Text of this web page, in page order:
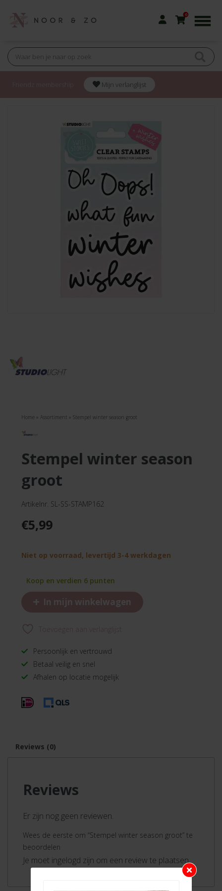
0
Mijn verlanglijst
Home » Assortiment » Stempel winter season groot
stempel winter season
groot
Artikelnr. SL-SS-STAMP162
€5,99
Niet op voorraad, levertijd 3-4 werkdagen
Koop en verdien 6 punten
+ In mijn winkelwagen
Persoonlijk en vertrouwd
Betaal veilig en snel
Afhalen op locatie mogelijk
Reviews (0)
Reviews
Er zijn nog geen reviewen.
Wees de eerste om “Stempel winter season groot” te
beoordelen
Je moet ingelogd zijn om een review te plaatsen.